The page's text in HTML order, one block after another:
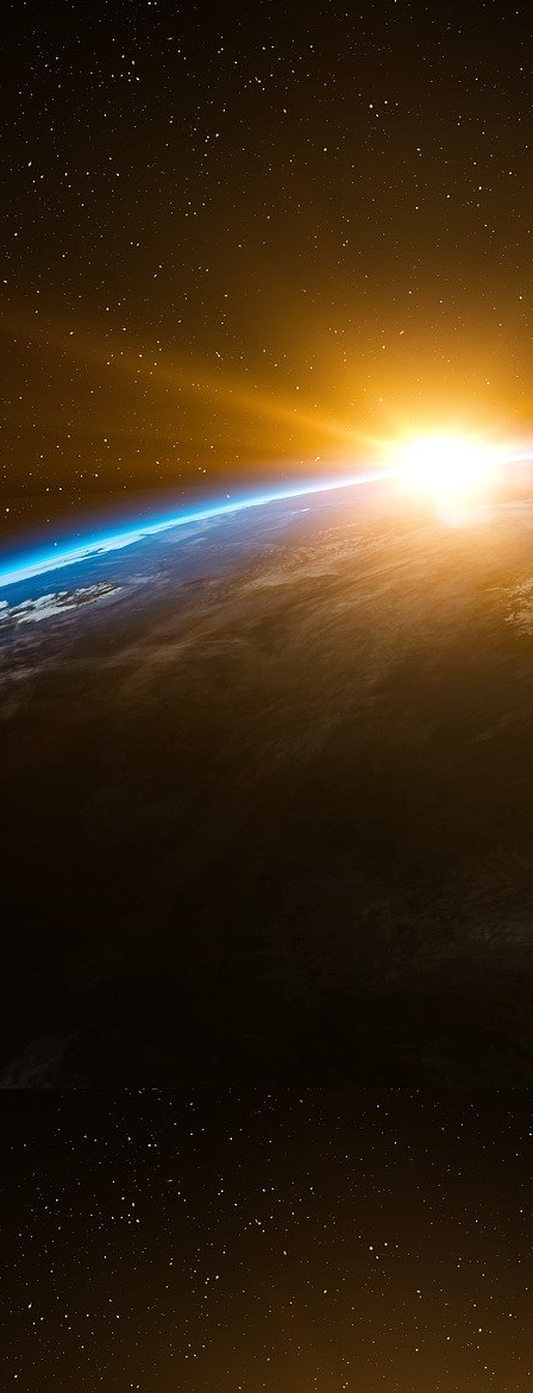
Le journal De Tijd a estimé qu’en 2021,
milliards d’euros (!) à des gestionnaires de
investi pour « surperformer l’inflation »,
Gérer son patrimoine n’a rien de
nécessaires et importants, mais une telle
riches et les pauvres, et il arrive un
devient désavantageux pour tous.
Sur ce fossé grandissant, l’histoire nous
par Walter Scheidel dans The Great Leveler.
de l’éviter, et, deuxièmement, que la
une remise à zéro brutale qui
celle des guerres mondiales et des révolutions.
Si nous voulons éviter cette dernière, ce qui
trouver les moyens de corriger cette
la renforçant.
Certains membres des « Millionaires for
sont des entrepreneurs prospères. Tous
soins de santé bien financés. Tous sont
monde n’est pas seulement un problème
mais qu’elle est en fin de compte nocive pour
saine a besoin d’un niveau sain de fair-
voyons très clairement que les règles du